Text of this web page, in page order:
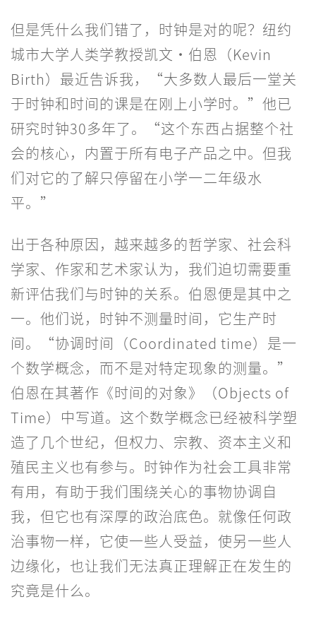
但是凭什么我们错了，时钟是对的呢？纽约
城市大学人类学教授凯文·伯恩（Kevin
Birth）最近告诉我，“大多数人最后一堂关
于时钟和时间的课是在刚上小学时。”他已
研究时钟30多年了。“这个东西占据整个社
会的核心，内置于所有电子产品之中。但我
们对它的了解只停留在小学一二年级水
平。”
出于各种原因，越来越多的哲学家、社会科
学家、作家和艺术家认为，我们迫切需要重
新评估我们与时钟的关系。伯恩便是其中之
一。他们说，时钟不测量时间，它生产时
间。“协调时间（Coordinated time）是一
个数学概念，而不是对特定现象的测量。”
伯恩在其著作《时间的对象》（Objects of
Time）中写道。这个数学概念已经被科学塑
造了几个世纪，但权力、宗教、资本主义和
殖民主义也有参与。时钟作为社会工具非常
有用，有助于我们围绕关心的事物协调自
我，但它也有深厚的政治底色。就像任何政
治事物一样，它使一些人受益，使另一些人
边缘化，也让我们无法真正理解正在发生的
究竟是什么。